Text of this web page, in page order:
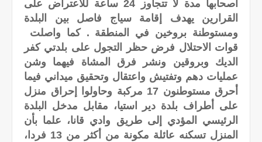
أصحابها مدة لا تتجاوز 24 ساعة للاعتراض على
القرارين يهدف إقامة سياج فاصل بين البلدة
ومستوطنة بروخين في المنطقة . كما واصلت
قوات الاحتلال فرض حظر التجول على بلدتي كفر
الديك وبروقين ونشر فرق المشاة فيهما وشن
عمليات دهم وتفتيش واعتقال وتحقيق ميداني فيما
أحرق مستوطنون 17 مركبة وحاولوا إحراق منزل
على أطراف بلدة دير استيا، مقابل مدخل البلدة
الرئيسي المؤدي إلى طريق وادي قانا، علما بأن
المنزل تسكنه عائلة مكونة من أكثر من 13 فردا،